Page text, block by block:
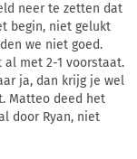
neer te zetten dat
begin, niet gelukt
we niet goed.
met 2-1 voorstaat.
ja, dan krijg je wel
Matteo deed het
door Ryan, niet